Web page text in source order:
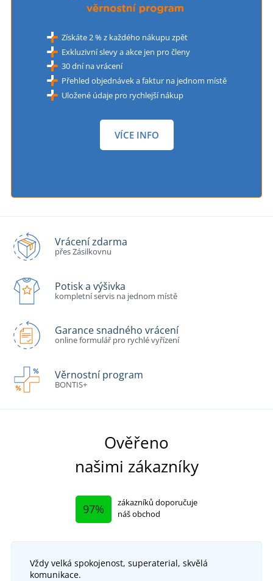
Získáte 2 % z každého nákupu zpět
Exkluzivní slevy a akce jen pro členy
30 dní na vrácení
Přehled objednávek a faktur na jednom místě
Uložené údaje pro rychlejší nákup
VÍCE INFO
Vrácení zdarma
přes Zásilkovnu
Potisk a výšivka
kompletní servis na jednom místě
Garance snadného vrácení
online formulář pro rychlé vyřízení
Věrnostní program
BONTIS+
Ověřeno
našimi zákazníky
97%
zákazníků doporučuje
náš obchod
Vždy velká spokojenost, superaterial, skvělá
komunikace.